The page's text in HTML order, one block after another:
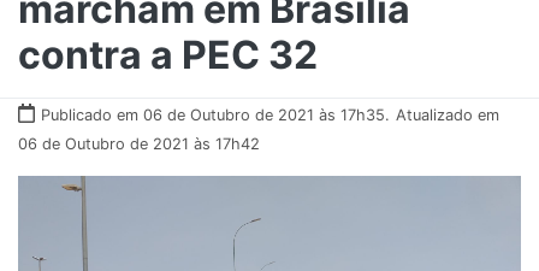
contra a PEC 32
Publicado em 06 de Outubro de 2021 às 17h35. Atualizado em
06 de Outubro de 2021 às 17h42